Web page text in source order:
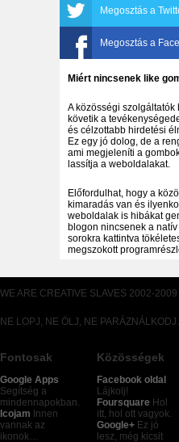
Megosztás a
Megosztás a
Miért nincsenek like
A közösségi szolgáltatók
követik a
és célzottabb hirdetési
Ez egy jó dolog, de a
ami megjeleníti a
lassítja a weboldalakat.
Előfordulhat, hogy a
kimaradás van és
weboldalak is hibákat
blogon nincsenek a
sorokra kattintva
megszokott
WE ARE CREATIVE SLAVES 2002-2009
NE LOPJ, NE ÖLJ, NE
Fontosak
Google Apps
Segítség a
mindennapokban.
Icojam Innen
vannak az
ikonok…
Közösségek
Facebook oldal
Lájkolj!
Foursquare Hol
itt, hol ott vagyok.
Google+ Ez jó
lesz, még kicsit